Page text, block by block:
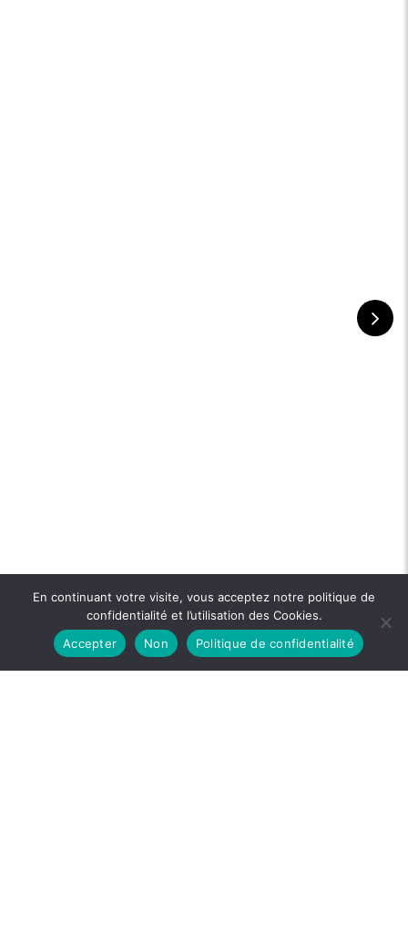
En continuant votre visite, vous acceptez notre politique de
confidentialité et l’utilisation des Cookies.
Accepter
Non Politique de confidentialité